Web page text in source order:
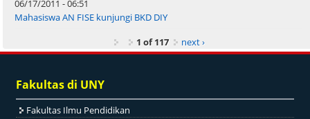
06/17/2011 - 06:51
Mahasiswa AN FISE kunjungi BKD DIY
1 of 117
next ›
Fakultas di UNY
Fakultas Ilmu Pendidikan